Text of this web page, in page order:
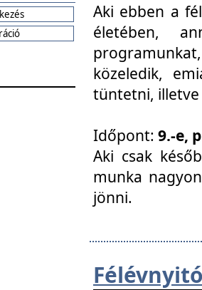
Aki ebben a
életében,
közeledik,
tüntetni, illetve
Időpont: 9.-e,
Aki csak
munka
jönni.